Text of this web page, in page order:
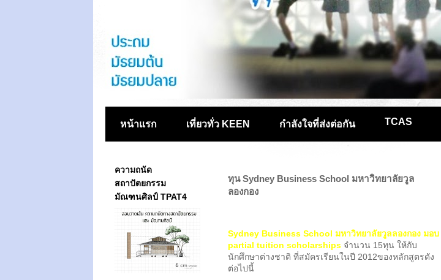
หน้าแรก เที่ยวทั่ว KEEN กำลังใจที่ส่งต่อกัน TCAS
ทุน Sydney Business School มหาวิทยาลัยวูล
ลองกอง
Sydney Business School มหาวิทยาลัยวูลลองกอง มอบ
partial tuition scholarships จำนวน 15ทุน ให้กับ
นักศึกษาต่างชาติ ที่สมัครเรียนในปี 2012ของหลักสูตรดัง
ต่อไปนี้
ความถนัด
สถาปัตยกรรม
มัณฑนศิลป์ TPAT4